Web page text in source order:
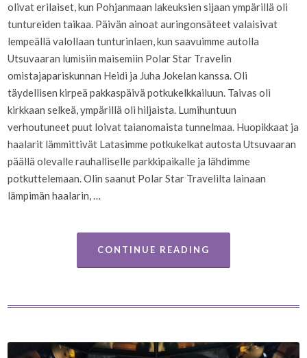
olivat erilaiset, kun Pohjanmaan lakeuksien sijaan ympärillä oli
tuntureiden taikaa. Päivän ainoat auringonsäteet valaisivat
lempeällä valollaan tunturinlaen, kun saavuimme autolla
Utsuvaaran lumisiin maisemiin Polar Star Travelin
omistajapariskunnan Heidi ja Juha Jokelan kanssa. Oli
täydellisen kirpeä pakkaspäivä potkukelkkailuun. Taivas oli
kirkkaan selkeä, ympärillä oli hiljaista. Lumihuntuun
verhoutuneet puut loivat taianomaista tunnelmaa. Huopikkaat ja
haalarit lämmittivät Latasimme potkukelkat autosta Utsuvaaran
päällä olevalle rauhalliselle parkkipaikalle ja lähdimme
potkuttelemaan. Olin saanut Polar Star Travelilta lainaan
lämpimän haalarin, …
CONTINUE READING